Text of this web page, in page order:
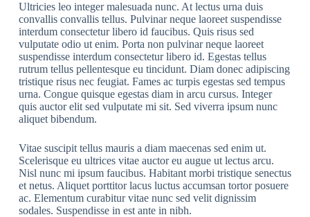
Ultricies leo integer malesuada nunc. At lectus urna duis
convallis convallis tellus. Pulvinar neque laoreet suspendisse
interdum consectetur libero id faucibus. Quis risus sed
vulputate odio ut enim. Porta non pulvinar neque laoreet
suspendisse interdum consectetur libero id. Egestas tellus
rutrum tellus pellentesque eu tincidunt. Diam donec adipiscing
tristique risus nec feugiat. Fames ac turpis egestas sed tempus
urna. Congue quisque egestas diam in arcu cursus. Integer
quis auctor elit sed vulputate mi sit. Sed viverra ipsum nunc
aliquet bibendum.
Vitae suscipit tellus mauris a diam maecenas sed enim ut.
Scelerisque eu ultrices vitae auctor eu augue ut lectus arcu.
Nisl nunc mi ipsum faucibus. Habitant morbi tristique senectus
et netus. Aliquet porttitor lacus luctus accumsan tortor posuere
ac. Elementum curabitur vitae nunc sed velit dignissim
sodales. Suspendisse in est ante in nibh.